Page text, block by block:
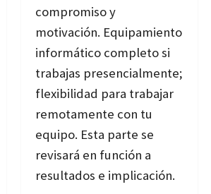
compromiso y
motivación. Equipamiento
informático completo si
trabajas presencialmente;
flexibilidad para trabajar
remotamente con tu
equipo. Esta parte se
revisará en función a
resultados e implicación.